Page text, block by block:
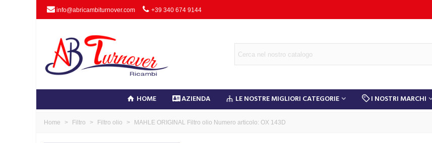
info@abricambiturnover.com +39 340 674 9144
HOME AZIENDA LE NOSTRE MIGLIORI CATEGORIE I NOSTRI MARCHI
Home > Filtro > Filtro olio > MAHLE ORIGINAL Filtro olio Numero articolo: OX 143D